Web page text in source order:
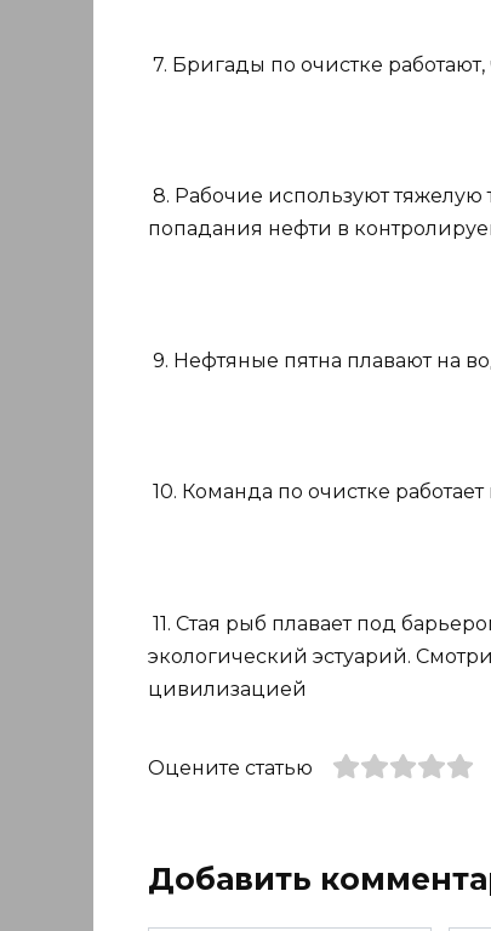
7. Бригады по очистке
8. Рабочие используют тяжелую
попадания нефти в
9. Нефтяные пятна плавают на
10. Команда по очистке
11. Стая рыб плавает под
экологический эстуарий.
цивилизацией
Оцените статью
Добавить